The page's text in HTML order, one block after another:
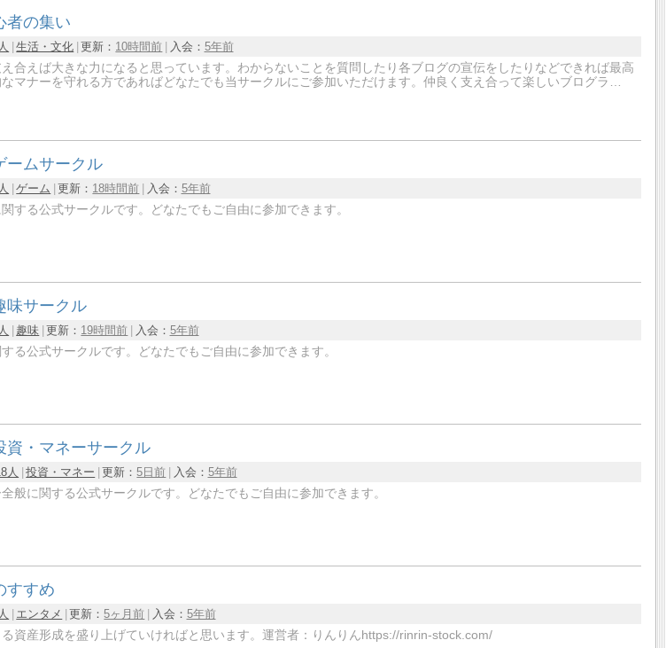
者の集い
生活・文化 更新： 10時間前 入会： 5年前
合えば大きな力になると思っています。わからないことを質問したり各ブログの宣伝をしたりなどできれば最高
マナーを守れる方であればどなたでも当サークルにご参加いただけます。仲良く支え合って楽しいブログラ…
ームサークル
ゲーム 更新： 18時間前 入会： 5年前
する公式サークルです。どなたでもご自由に参加できます。
味サークル
趣味 更新： 19時間前 入会： 5年前
る公式サークルです。どなたでもご自由に参加できます。
資・マネーサークル
人 投資・マネー 更新：5日前 入会： 5年前
般に関する公式サークルです。どなたでもご自由に参加できます。
すすめ
エンタメ 更新：5ヶ月前 入会： 5年前
資産形成を盛り上げていければと思います。運営者：りんりんhttps://rinrin-stock.com/